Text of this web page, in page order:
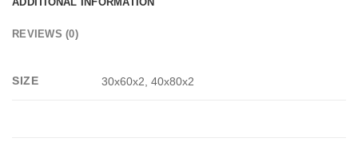
REVIEWS (0)
SIZE 30x60x2, 40x80x2